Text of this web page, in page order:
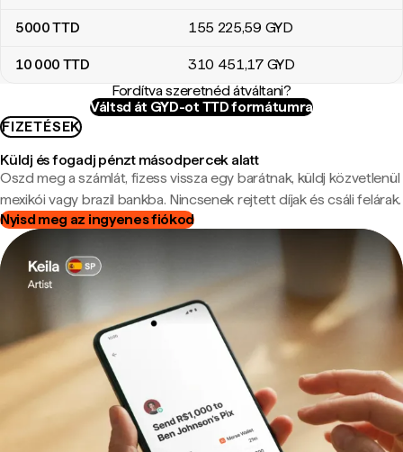
5000TTD 155 225,59 GYD
10 000 TTD 310 451,17 GYD
Fordítva szeretnéd átváltani?
Váltsd át GYD-ot TTD formátumra
FIZETÉSEK
Küldj és fogadj pénzt másodpercek alatt
Oszd meg a számlát, fizess vissza egy barátnak, küldj közvetlenül
mexikói vagy brazil bankba. Nincsenek rejtett díjak és csáli felárak.
Nyisd meg az ingyenes fiókod